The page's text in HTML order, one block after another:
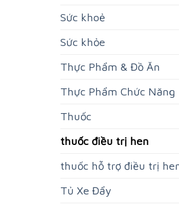
Sức khoẻ
Sức khỏe
Thực Phẩm & Đồ Ăn
Thực Phẩm Chức Năng
Thuốc
thuốc điều trị hen
thuốc hỗ trợ điều trị
Tủ Xe Đẩy